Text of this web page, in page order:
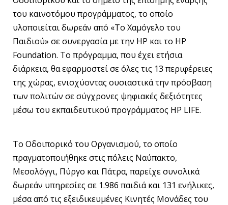
του καινοτόμου προγράμματος, το οποίο
υλοποιείται δωρεάν από «Το Χαμόγελο του
Παιδιού» σε συνεργασία με την HP και το HP
Foundation. Το πρόγραμμα, που έχει ετήσια
διάρκεια, θα εφαρμοστεί σε όλες τις 13 περιφέρειες
της χώρας, ενισχύοντας ουσιαστικά την πρόσβαση
των πολιτών σε σύγχρονες ψηφιακές δεξιότητες
μέσω του εκπαιδευτικού προγράμματος HP LIFE.
Το Οδοιπορικό του Οργανισμού, το οποίο
πραγματοποιήθηκε στις πόλεις Ναύπακτο,
Μεσολόγγι, Πύργο και Πάτρα, παρείχε συνολικά
δωρεάν υπηρεσίες σε 1.986 παιδιά και 131 ενήλικες,
μέσα από τις εξειδικευμένες Κινητές Μονάδες του